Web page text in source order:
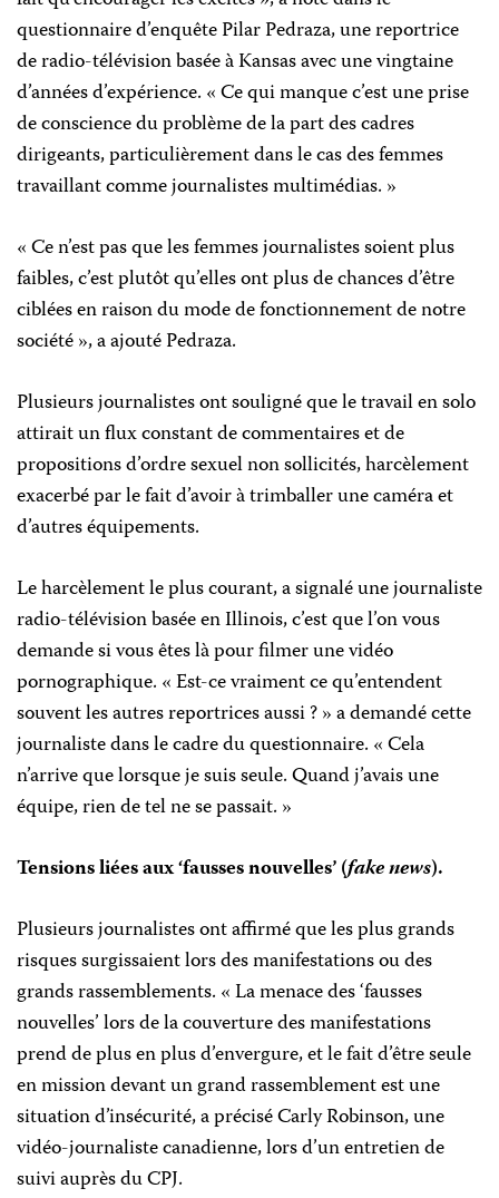
questionnaire d’enquête Pilar Pedraza, une reportrice
de radio-télévision basée à Kansas avec une vingtaine
d’années d’expérience. « Ce qui manque c’est une prise
de conscience du problème de la part des cadres
dirigeants, particulièrement dans le cas des femmes
travaillant comme journalistes multimédias. »
« Ce n’est pas que les femmes journalistes soient plus
faibles, c’est plutôt qu’elles ont plus de chances d’être
ciblées en raison du mode de fonctionnement de notre
société », a ajouté Pedraza.
Plusieurs journalistes ont souligné que le travail en solo
attirait un flux constant de commentaires et de
propositions d’ordre sexuel non sollicités, harcèlement
exacerbé par le fait d’avoir à trimballer une caméra et
d’autres équipements.
Le harcèlement le plus courant, a signalé une journaliste
radio-télévision basée en Illinois, c’est que l’on vous
demande si vous êtes là pour filmer une vidéo
pornographique. « Est-ce vraiment ce qu’entendent
souvent les autres reportrices aussi ? » a demandé cette
journaliste dans le cadre du questionnaire. « Cela
n’arrive que lorsque je suis seule. Quand j’avais une
équipe, rien de tel ne se passait. »
Tensions liées aux ‘fausses nouvelles’ (fake news).
Plusieurs journalistes ont affirmé que les plus grands
risques surgissaient lors des manifestations ou des
grands rassemblements. « La menace des ‘fausses
nouvelles’ lors de la couverture des manifestations
prend de plus en plus d’envergure, et le fait d’être seule
en mission devant un grand rassemblement est une
situation d’insécurité, a précisé Carly Robinson, une
vidéo-journaliste canadienne, lors d’un entretien de
suivi auprès du CPJ.